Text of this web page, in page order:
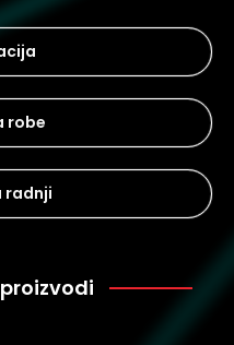
robe
radnji